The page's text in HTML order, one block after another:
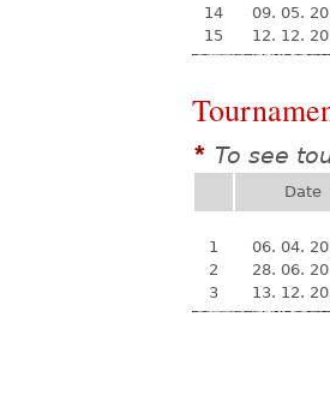
14
09. 05.
15
12. 12.
* To see
Date
1
06. 04.
2
28. 06.
3
13. 12.